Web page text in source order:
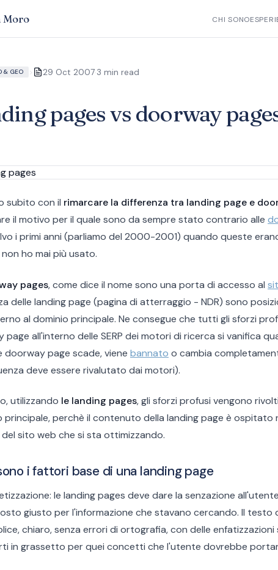
Moro CHI SONO
& GEO > 29 Oct 2007·3 min read
pages vs doorway
subito con il rimarcare la differenza tra landing page e
il motivo per il quale sono da sempre stato contrario alle
i primi anni (parliamo del 2000-2001) quando queste
ho mai più usato.
pages, come dice il nome sono una porta di accesso al
delle landing page (pagina di atterraggio - NDR) sono
al dominio principale. Ne consegue che tutti gli sforzi
page all'interno delle SERP dei motori di ricerca si vanifica
doorway page scade, viene bannato o cambia
deve essere rivalutato dai motori).
utilizzando le landing pages, gli sforzi profusi vengono
principale, perchè il contenuto della landing page è ospitato
sito web che si sta ottimizzando.
i fattori base di una landing page
le landing pages deve dare la senzazione
giusto per l'informazione che stavano cercando. Il testo
chiaro, senza errori di ortografia, con delle
in grassetto per quei concetti che l'utente dovrebbe